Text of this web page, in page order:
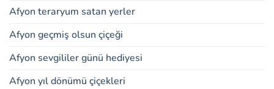
Afyon teraryum satan yerler
Afyon geçmiş olsun çiçeği
Afyon sevgililer günü hediyesi
Afyon yıl dönümü çiçekleri